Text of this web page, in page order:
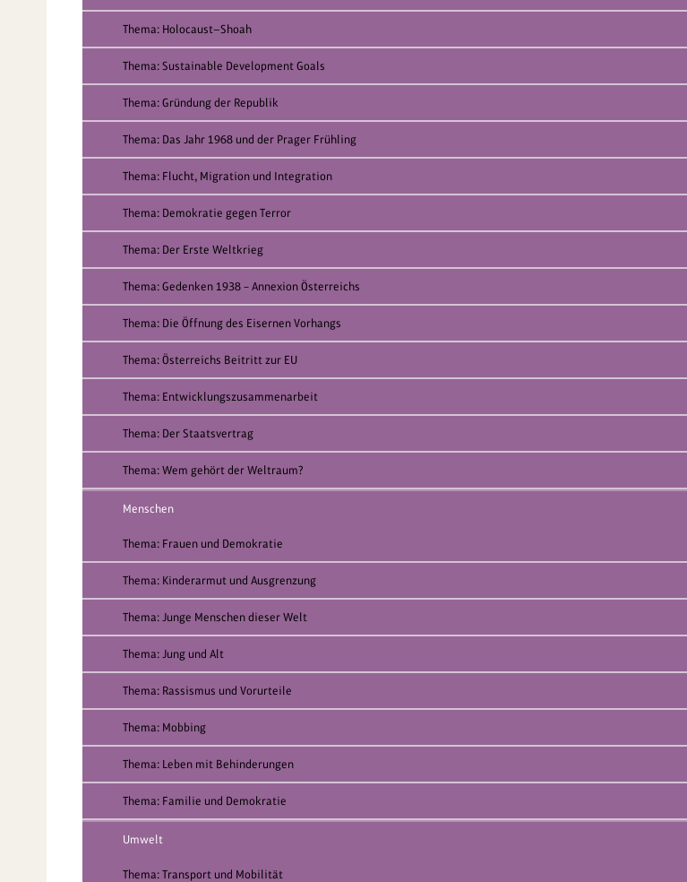
Thema: Holocaust—Shoah
Thema: Sustainable Development Goals
Thema: Gründung der Republik
Thema: Das Jahr 1968 und der Prager Frühling
Thema: Flucht, Migration und Integration
Thema: Demokratie gegen Terror
Thema: Der Erste Weltkrieg
Thema: Gedenken 1938 – Annexion Österreichs
Thema: Die Öffnung des Eisernen Vorhangs
Thema: Österreichs Beitritt zur EU
Thema: Entwicklungszusammenarbeit
Thema: Der Staatsvertrag
Thema: Wem gehört der Weltraum?
Menschen
Thema: Frauen und Demokratie
Thema: Kinderarmut und Ausgrenzung
Thema: Junge Menschen dieser Welt
Thema: Jung und Alt
Thema: Rassismus und Vorurteile
Thema: Mobbing
Thema: Leben mit Behinderungen
Thema: Familie und Demokratie
Umwelt
Thema: Transport und Mobilität